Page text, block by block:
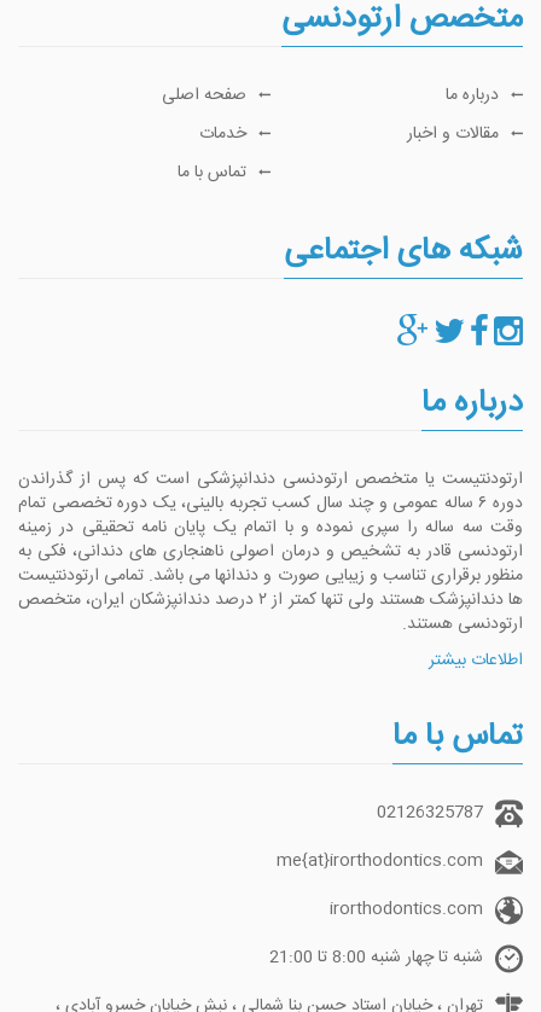
متخصص ارتودنسی
صفحه اصلی
درباره ما
خدمات
مقالات و اخبار
تماس با ما
شبکه های اجتماعی
درباره ما
ارتودنتیست یا متخصص ارتودنسی دندانپزشکی است که پس از گذراندن
دوره ۶ ساله عمومی و چند سال کسب تجربه بالینی، یک دوره تخصصی تمام
وقت سه ساله را سپری نموده و با اتمام یک پایان نامه تحقیقی در زمینه
ارتودنسی قادر به تشخیص و درمان اصولی ناهنجاری های دندانی، فکی به
منظور برقراری تناسب و زیبایی صورت و دندانها می باشد. تمامی ارتودنتیست
ها دندانپزشک هستند ولی تنها کمتر از ۲ درصد دندانپزشکان ایران، متخصص
ارتودنسی هستند.
اطلاعات بیشتر
تماس با ما
02126325787
me{at}irorthodontics.com
irorthodontics.com
شنبه تا چهار شنبه 8:00 تا 21:00
تهران ، خیابان استاد حسن بنا شمالی ، نبش خیابان خسرو آبادی ،